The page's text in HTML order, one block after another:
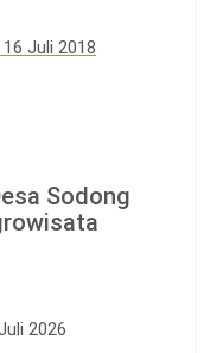
16 Juli 2018
Sodong
2026